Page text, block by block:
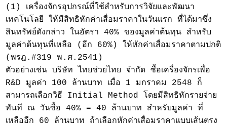
(1) เครื่องจักรอุปกรณ์ที่ใช้สำหรับการวิจัยและพัฒนา
เทคโนโลยี ให้มีสิทธิหักค่าเสื่อมราคาในวันแรก ที่ได้มาซึ่ง
สินทรัพย์ดังกล่าว ในอัตรา 40% ของมูลค่าต้นทุน สำหรับ
มูลค่าต้นทุนที่เหลือ (อีก 60%) ให้หักค่าเสื่อมราคาตามปกติ
(พรฎ.#319 พ.ศ.2541)
ตัวอย่างเช่น บริษัท ไทยช่วยไทย จำกัด ซื้อเครื่องจักรเพื่อ
R&D มูลค่า 100 ล้านบาท เมื่อ 1 มกราคม 2548 ก็
สามารถเลือกวิธี Initial Method โดยมีสิทธิหักรายจ่าย
ทันที ณ วันซื้อ 40% = 40 ล้านบาท สำหรับมูลค่า ที่
เหลืออีก 60 ล้านบาท ถ้าเลือกหักค่าเสื่อมราคาแบบเส้นตรง